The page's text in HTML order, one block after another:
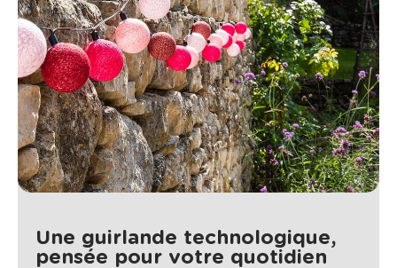
Une guirlande technologique,
pensée pour votre quotidien